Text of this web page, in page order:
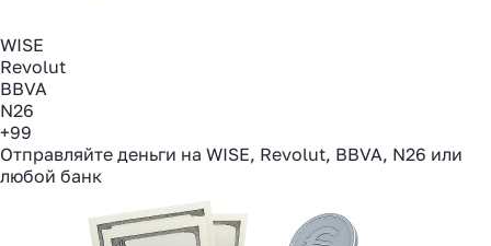
WISE
Revolut
BBVA
N26
+99
Отправляйте деньги на WISE, Revolut, BBVA, N26 или
любой банк